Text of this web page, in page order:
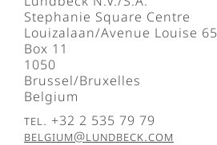
Stephanie Square Centre
Louizalaan/Avenue Louise 65
Box 11
1050
Brussel/Bruxelles
Belgium
Tel. +32 2 535 79 79
belgium@lundbeck.com